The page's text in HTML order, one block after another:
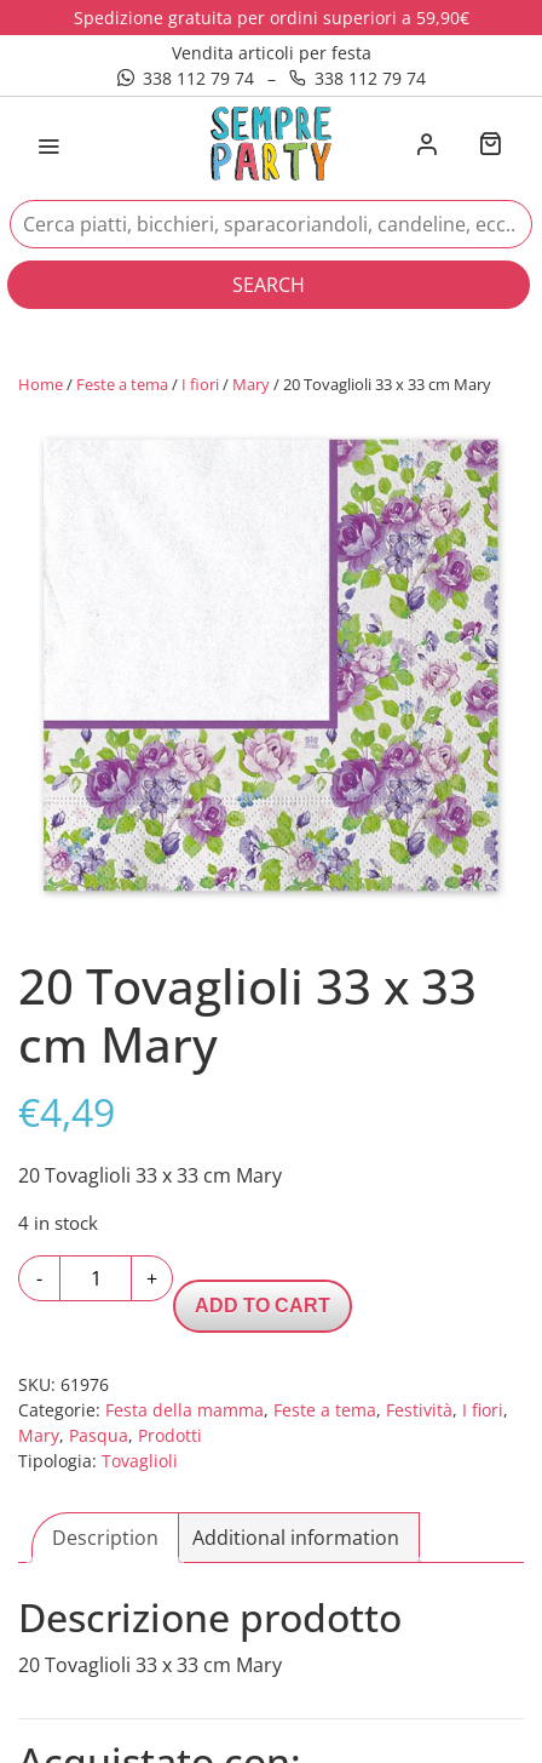
Spedizione gratuita per ordini superiori a 59,90€
Vendita articoli per festa
338 112 79 74
– 338 112 79 74
SEARCH
Home/ Feste a tema/ I fiori/ Mary/ 20 Tovaglioli 33 x 33 cm Mary
20 Tovaglioli 33 x 33
cm Mary
€4,49
20 Tovaglioli 33 x 33 cm Mary
4 in stock
-
Tovaglioli
33
cm
Mary
quantity
+
ADD TO CART
SKU: 61976
Categorie: Festa della mamma, Feste a tema, Festività, I fiori,
Mary, Pasqua, Prodotti
Tipologia: Tovaglioli
Description Additional information
Descrizione prodotto
20 Tovaglioli 33 x 33 cm Mary